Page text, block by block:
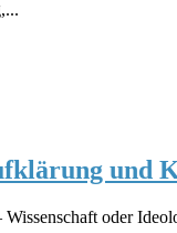
und
oder